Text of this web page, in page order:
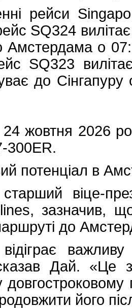
рейси
SQ324
Амстердама о
SQ323
до
жовтня 2026
300ER.
потенціал в
віце-
зазначив,
до
Дай. «Це
його